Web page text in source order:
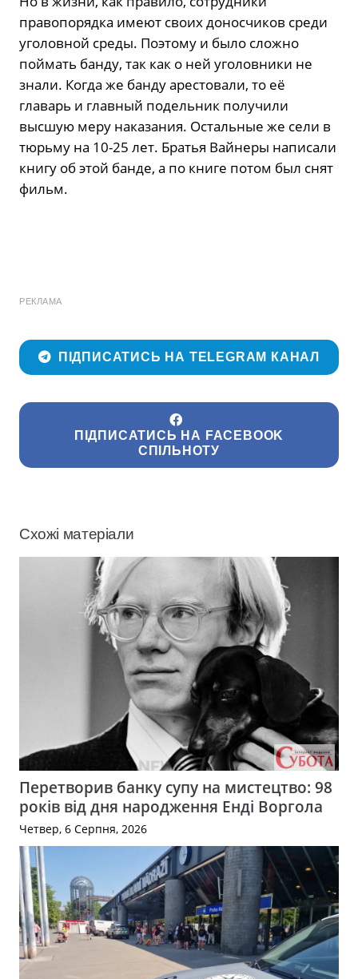
правопорядка имеют своих доносчиков среди
уголовной среды. Поэтому и было сложно
поймать банду, так как о ней уголовники не
знали. Когда же банду арестовали, то её
главарь и главный подельник получили
высшую меру наказания. Остальные же сели в
тюрьму на 10-25 лет. Братья Вайнеры написали
книгу об этой банде, а по книге потом был снят
фильм.
РЕКЛАМА
ПІДПИСАТИСЬ НА TELEGRAM КАНАЛ
ПІДПИСАТИСЬ НА FACEBOOK
СПІЛЬНОТУ
Схожі матеріали
Перетворив банку супу на мистецтво: 98
років від дня народження Енді Воргола
Четвер, 6 Серпня, 2026